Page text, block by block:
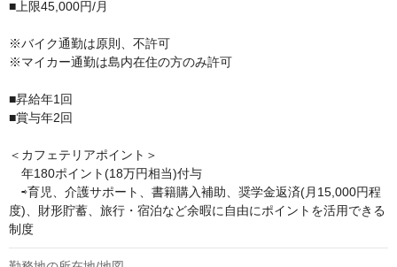
■上限45,000円/月
※バイク通勤は原則、不許可
※マイカー通勤は島内在住の方のみ許可
■昇給年1回
■賞与年2回
＜カフェテリアポイント＞
年180ポイント(18万円相当)付与
⇨育児、介護サポート、書籍購入補助、奨学金返済(月15,000円程
度)、財形貯蓄、旅行・宿泊など余暇に自由にポイントを活用できる
制度